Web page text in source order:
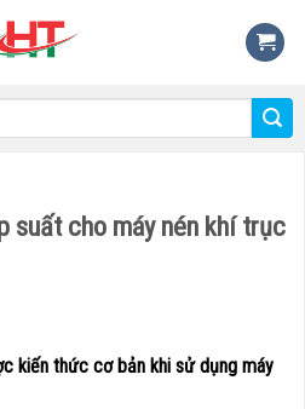
suất cho máy nén khí trục
kiến thức cơ bản khi sử dụng máy